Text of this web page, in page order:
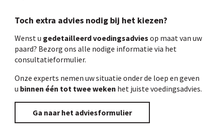
Toch extra advies nodig bij het kiezen?
Wenst u gedetailleerd voedingsadvies op maat van uw
paard? Bezorg ons alle nodige informatie via het
consultatieformulier.
Onze experts nemen uw situatie onder de loep en geven
u binnen één tot twee weken het juiste voedingsadvies.
Ga naar het adviesformulier